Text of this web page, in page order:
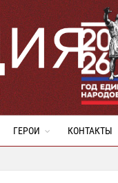
ГЕРОИ КОНТАКТЫ